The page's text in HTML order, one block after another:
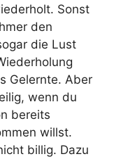
Sonst
den
die Lust
Gelernte. Aber
wenn du
bereits
willst.
billig. Dazu